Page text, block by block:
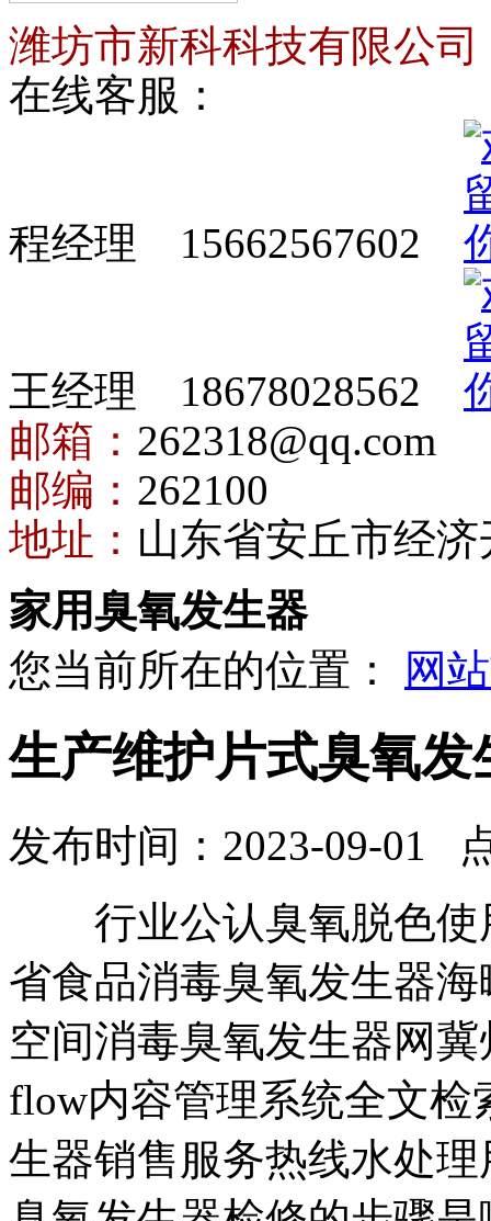
潍坊市新科科技有限公司
在线客服：
程经理 15662567602
王经理 18678028562
邮箱： 262318@qq.com
邮编： 262100
地址： 山东省安丘市经
家用臭氧发生器
您当前所在的位置：
网
生产维护片式臭氧发
发布时间：2023-09-01
行业公认臭氧脱色使
省食品消毒臭氧发生器
空间消毒臭氧发生器网
flow内容管理系统全文
生器销售服务热线水处